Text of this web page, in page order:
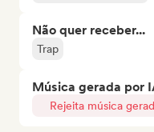
Não quer receber...
Trap
Música gerada por
Rejeita música